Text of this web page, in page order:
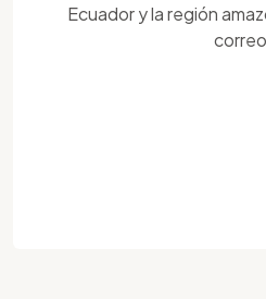
Ecuador y la región